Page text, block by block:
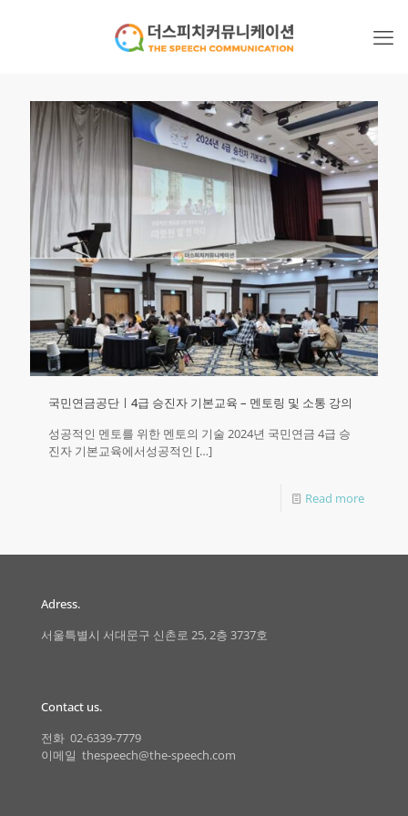
국민연금공단ㅣ4급 승진자 기본교육 – 멘토링 및 소통 강의
성공적인 멘토를 위한 멘토의 기술 2024년 국민연금 4급 승
진자 기본교육에서성공적인 […]
Read more
Adress.
서울특별시 서대문구 신촌로 25, 2층 3737호
Contact us.
전화 02-6339-7779
이메일 thespeech@the-speech.com